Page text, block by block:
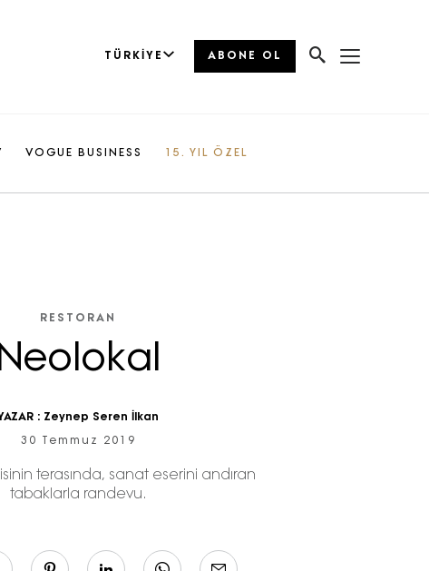
TÜRKIYE ABONE OL
VOGUE BUSINESS 15. YIL ÖZEL
RESTORAN
: Zeynep Seren İlkan
30 Temmuz 2019
terasında, sanat eserini andıran
tabaklarla randevu.